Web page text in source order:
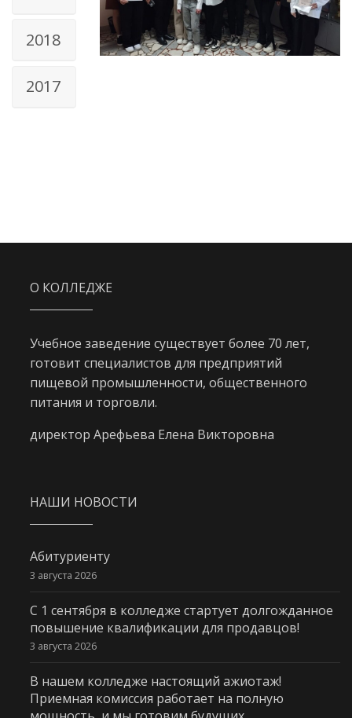
2018
2017
О КОЛЛЕДЖЕ
Учебное заведение существует более 70 лет,
готовит специалистов для предприятий
пищевой промышленности, общественного
питания и торговли.
директор Арефьева Елена Викторовна
НАШИ НОВОСТИ
Абитуриенту
3 августа 2026
С 1 сентября в колледже стартует долгожданное
повышение квалификации для продавцов!
3 августа 2026
В нашем колледже настоящий ажиотаж!
Приемная комиссия работает на полную